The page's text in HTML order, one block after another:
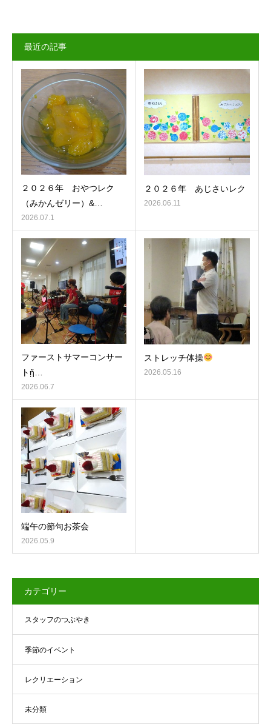
最近の記事
２０２６年 おやつレク
（みかんゼリー）&…
2026.07.1
２０２６年 あじさいレク
2026.06.11
ファーストサマーコンサー
トᾔ…
2026.06.7
ストレッチ体操
2026.05.16
端午の節句お茶会
2026.05.9
カテゴリー
スタッフのつぶやき
季節のイベント
レクリエーション
未分類